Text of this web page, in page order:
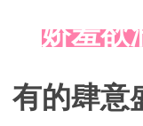
娇羞欲
有的肆意